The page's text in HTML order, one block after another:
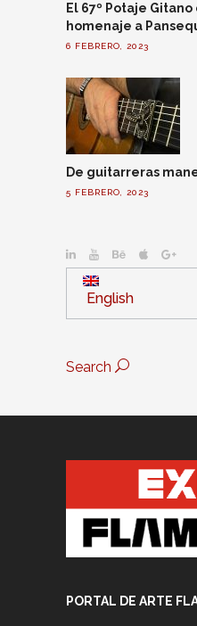
El 67º Potaje
homenaje a
6 FEBRERO, 2023
De guitarreras
5 FEBRERO, 2023
English
Search
PORTAL DE ARTE